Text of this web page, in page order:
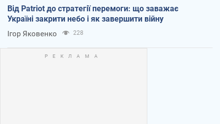
Від Patriot до стратегії перемоги: що заважає
Україні закрити небо і як завершити війну
Ігор Яковенко 228